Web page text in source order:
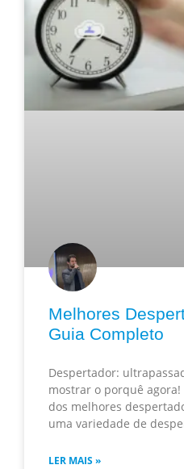
Melhores
Guia Completo
Despertador:
mostrar o porquê
dos melhores
uma variedade de
LER MAIS »